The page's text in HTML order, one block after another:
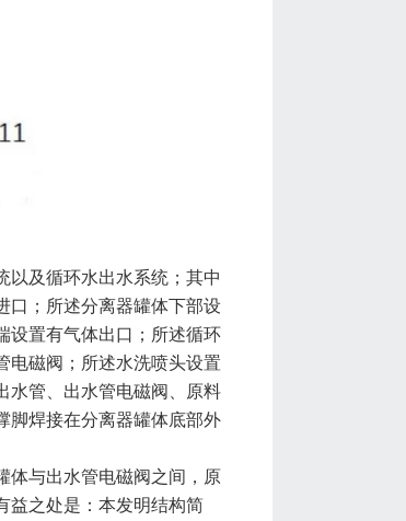
以及循环水出水系统；其中
口；所述分离器罐体下部设
设置有气体出口；所述循环
电磁阀；所述水洗喷头设置
水管、出水管电磁阀、原料
脚焊接在分离器罐体底部外
体与出水管电磁阀之间，原
益之处是：本发明结构简